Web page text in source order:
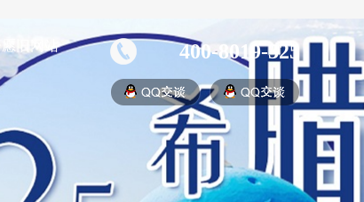
旧网站 400-8019-325